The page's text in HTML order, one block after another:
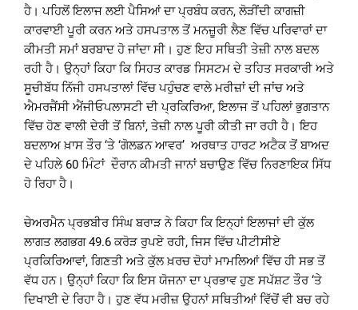
ਹੈ। ਪਹਿਲੋਂ ਇਲਾਜ ਲਈ ਪੈਸਿਆਂ ਦਾ ਪ੍ਰਬੰਧ ਕਰਨ, ਲੋੜੀਂਦੀ ਕਾਗਜ਼ੀ
ਕਾਰਵਾਈ ਪੂਰੀ ਕਰਨ ਅਤੇ ਹਸਪਤਾਲ ਤੋਂ ਮਨਜ਼ੂਰੀ ਲੈਣ ਵਿੱਚ ਪਰਿਵਾਰਾਂ ਦਾ
ਕੀਮਤੀ ਸਮਾਂ ਬਰਬਾਦ ਹੋ ਜਾਂਦਾ ਸੀ। ਹੁਣ ਇਹ ਸਥਿਤੀ ਤੇਜ਼ੀ ਨਾਲ ਬਦਲ
ਰਹੀ ਹੈ। ਉਨ੍ਹਾਂ ਕਿਹਾ ਕਿ ਸਿਹਤ ਕਾਰਡ ਸਿਸਟਮ ਦੇ ਤਹਿਤ ਸਰਕਾਰੀ ਅਤੇ
ਸੂਚੀਬੱਧ ਨਿੱਜੀ ਹਸਪਤਾਲਾਂ ਵਿੱਚ ਪਹੁੰਚਣ ਵਾਲੇ ਮਰੀਜ਼ਾਂ ਦੀ ਜਾਂਚ ਅਤੇ
ਐਮਰਜੈਂਸੀ ਐਂਜੀਓਪਲਾਸਟੀ ਦੀ ਪ੍ਰਕਿਰਿਆ, ਇਲਾਜ ਤੋਂ ਪਹਿਲਾਂ ਭੁਗਤਾਨ
ਵਿੱਚ ਹੋਣ ਵਾਲੀ ਦੇਰੀ ਤੋਂ ਬਿਨਾਂ, ਤੇਜ਼ੀ ਨਾਲ ਪੂਰੀ ਕੀਤੀ ਜਾ ਰਹੀ ਹੈ। ਇਹ
ਬਦਲਾਅ ਖ਼ਾਸ ਤੌਰ ‘ਤੇ ‘ਗੋਲਡਨ ਆਵਰ’ ਅਰਥਾਤ ਹਾਰਟ ਅਟੈਕ ਤੋਂ ਬਾਅਦ
ਦੇ ਪਹਿਲੇ 60 ਮਿੰਟਾਂ ਦੌਰਾਨ ਕੀਮਤੀ ਜਾਨਾਂ ਬਚਾਉਣ ਵਿੱਚ ਨਿਰਣਾਇਕ ਸਿੱਧ
ਹੋ ਰਿਹਾ ਹੈ।
ਚੇਅਰਮੈਨ ਪ੍ਰਭਬੀਰ ਸਿੰਘ ਬਰਾੜ ਨੇ ਕਿਹਾ ਕਿ ਇਨ੍ਹਾਂ ਇਲਾਜਾਂ ਦੀ ਕੁੱਲ
ਲਾਗਤ ਲਗਭਗ 49.6 ਕਰੋੜ ਰੁਪਏ ਰਹੀ, ਜਿਸ ਵਿੱਚ ਪੀਟੀਸੀਏ
ਪ੍ਰਕਿਰਿਆਵਾਂ, ਗਿਣਤੀ ਅਤੇ ਕੁੱਲ ਖ਼ਰਚ ਦੋਹਾਂ ਮਾਮਲਿਆਂ ਵਿੱਚ ਹੀ ਸਭ ਤੋਂ
ਵੱਧ ਹਨ। ਉਨ੍ਹਾਂ ਕਿਹਾ ਕਿ ਇਸ ਯੋਜਨਾ ਦਾ ਪ੍ਰਭਾਵ ਹੁਣ ਸਪੱਸ਼ਟ ਤੌਰ ‘ਤੇ
ਦਿਖਾਈ ਦੇ ਰਿਹਾ ਹੈ। ਹੁਣ ਵੱਧ ਮਰੀਜ਼ ਉਹਨਾਂ ਸਥਿਤੀਆਂ ਵਿੱਚੋਂ ਵੀ ਬਚ ਰਹੇ